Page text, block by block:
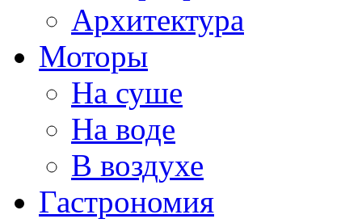
Архитектура
Моторы
На суше
На воде
В воздухе
Гастрономия